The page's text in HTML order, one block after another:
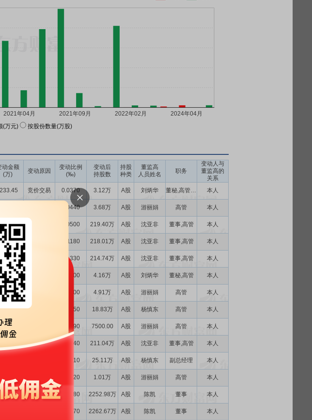
(万元) 按股份数量(万股)
动金额
(万)
变动原因
变动比例
(‰)
变动后
持股数
持股
种类
董监高
人员姓名
职务
变动人与
董监高的
关系
竞价交易 0.0370 3.12万 A股 刘炳华 董秘,高管,董事
本人
0.0440 3.68万 A股 游丽娟 高管
本人
86.31 0.0500 219.40万 A股 沈亚非 董事,高管
本人
0.1180 218.01万 A股 沈亚非 董事,高管
本人
0.1330 214.74万 A股 沈亚非 董事,高管
本人
100.81 0.0600 4.16万 A股 刘炳华 董秘,高管
本人
0.0600 4.91万 A股 游丽娟 高管
本人
竞价交易 0.2250 18.83万 A股 杨慎东 高管
本人
0.0090 7500.00 A股 游丽娟 高管
本人
竞价交易 0.0040 211.04万 A股 沈亚非 董事,高管
本人
0.3010 25.11万 A股 杨慎东 副总经理
本人
-18.38 竞价交易 0.0120 1.01万 A股 游丽娟 高管
本人
-680.53 竞价交易 0.3480 2252.98万 A股 陈凯 董事
本人
1.3470 2262.67万 A股 陈凯 董事
本人